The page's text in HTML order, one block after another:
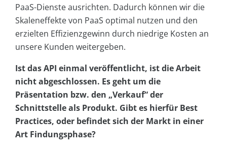
PaaS-Dienste ausrichten. Dadurch können wir die
Skaleneffekte von PaaS optimal nutzen und den
erzielten Effizienzgewinn durch niedrige Kosten an
unsere Kunden weitergeben.
Ist das API einmal veröffentlicht, ist die Arbeit
nicht abgeschlossen. Es geht um die
Präsentation bzw. den „Verkauf“ der
Schnittstelle als Produkt. Gibt es hierfür Best
Practices, oder befindet sich der Markt in einer
Art Findungsphase?